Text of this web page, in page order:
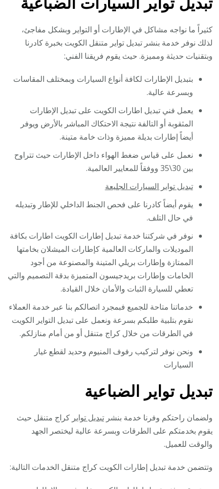
كثيراً ما نواجه مشاكل في الإطارات أو التواير وبشكل مفاجئ،
لذلك نوفر خدمة بنشر تبديل تواير متنقل الكويت بخبرة كادرنا
وبتقنيات حديثة ومميزة. حيث يقوم فريقنا الفني:
بتبديل الإطارات لكافة أنواع السيارات وبمختلف المقاسات
وبسرعة عالية.
يعمل فني تبديل اطارات الكويت على تبديل الإطارات
المثقوبة أو التالفة نتيجة الاحتكاك المباشر بالأرض ويوفر
أيضاً إطارات بديلة مميزة وذات خامة متينة.
نعمل على قياس ضغط الهواء داخل الإطارات حيث تتراوح
بين 30\35 ووفقاً للمعايير العالمية.
تبديل تواير السيارات الجليعة
يقوم أيضاً كادرنا على فحص الجنط الداخلي للإطار وتبديله
في حال التلف.
نوفر في شركتنا خدمة تبديل إطارات الكويت اطارات بكافة
الموديلات والماركات العالمية كإطارات الميشلان بخامتها
الممتازة وإطارات بريلي المتينة والمصنوعة من أجود
الخامات وإطارات بريدجيسون المتميزة بدقة التصميم والتي
تعطي للسيارة الثبات والأمان خلال القيادة.
خدماتنا متاحة للجميع فبمجرد اتصالكم بنا عبر خدمة العملاء
نقوم بتلبية طلبكم بسرعة ونعمل على تبديل التواير الكويت
في الطرقات من خلال كراج متنقل أو من أمام منازلكم.
ونحن نوفر لتركيب رفوف المنيوم وحديد لقطع غيار
السيارات
تبديل تواير الضباعية
ولضمان راحتكم وفرنا خدمة بنشرتبديل تواير كراج متنقل حيث
يقوم بخدمتكم على الطرقات وبسرعة عالية ليختصر الجهد
والوقت للعميل.
وتتضمن خدمة تبديل إطارات الكويت كراج متنقل الخدمات التالية: